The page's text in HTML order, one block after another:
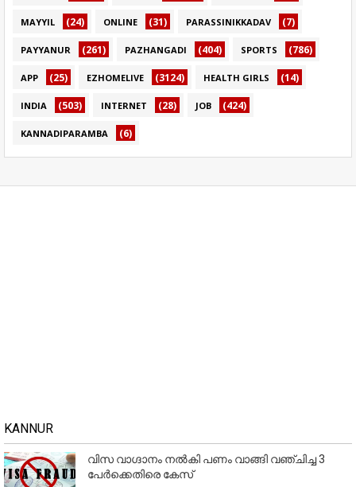
MAYYIL (24) ONLINE (31) PARASSINIKKADAV (7)
PAYYANUR (261) PAZHANGADI (404) SPORTS (786)
APP (25) EZHOMELIVE (3124) HEALTH GIRLS (14)
INDIA (503) INTERNET (28) JOB (424)
KANNADIPARAMBA (6)
KANNUR
വിസ വാഗ്ദാനം നൽകി പണം വാങ്ങി വഞ്ചിച്ച 3
പേർക്കെതിരെ കേസ്